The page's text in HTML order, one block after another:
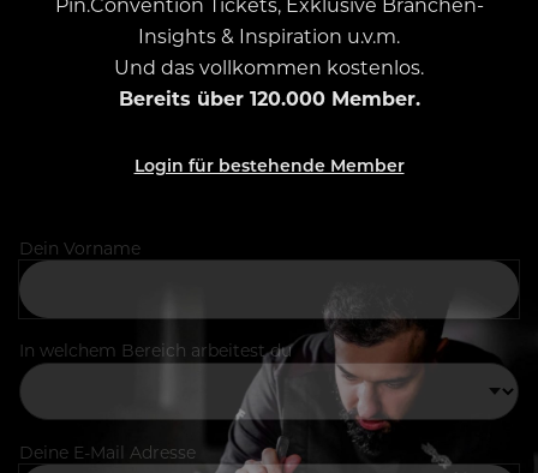
Insights & Inspiration u.v.m.
Und das vollkommen kostenlos.
Bereits über 120.000 Member.
Login für bestehende Member
Dein Vorname
In welchem Bereich arbeitest du
Deine E-Mail Adresse